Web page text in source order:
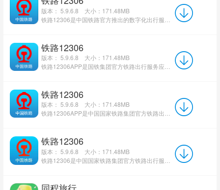
版本： 5.9.6.8
大小：171.48MB
铁路12306
版本： 5.9.6.8
大小：171.48MB
铁路12306
版本： 5.9.6.8
大小：171.48MB
铁路12306APP是中国国家铁路集团官方铁路出行服务平台，同步全国铁路实时票务数据，支持高铁、动车、普速列...
铁路12306
版本： 5.9.6.8
大小：171.48MB